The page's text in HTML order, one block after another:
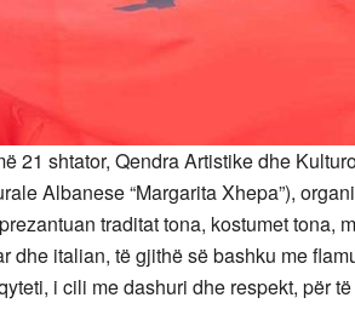
21 shtator, Qendra Artistike dhe
Albanese “Margarita Xhepa”),
traditat tona, kostumet tona,
dhe italian, të gjithë së bashku me
i cili medashuri dhe respekt, për